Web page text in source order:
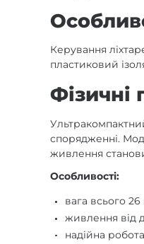
Керування
пластиковий
Фізичні
спорядженні.
живлення
Особливості:
вага всього
живлення від
надійна